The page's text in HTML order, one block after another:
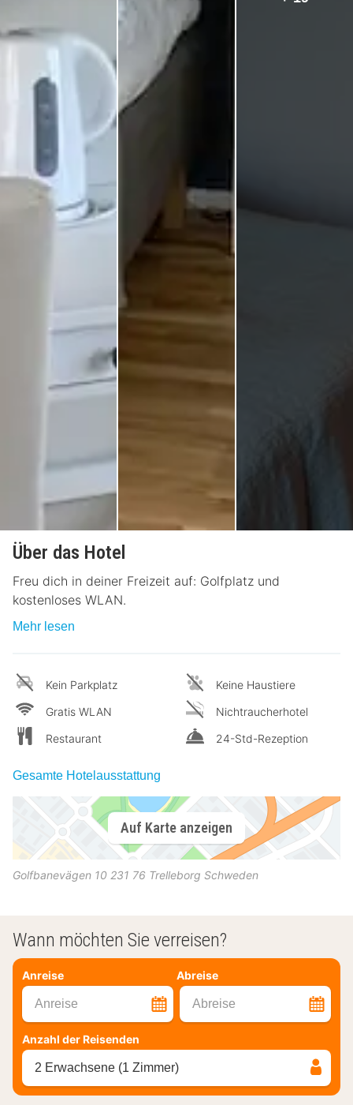
Über das Hotel
Freu dich in deiner Freizeit auf: Golfplatz und
kostenloses WLAN.
Mehr lesen
Kein Parkplatz
Gratis WLAN
Restaurant
Keine Haustiere
Nichtraucherhotel
24-Std-Rezeption
Gesamte Hotelausstattung
Auf Karte anzeigen
Golfbanevägen 10 231 76 Trelleborg Schweden
Wann möchten Sie verreisen?
Anreise Abreise
Anreise Abreise
Anzahl der Reisenden
2 Erwachsene (1 Zimmer)